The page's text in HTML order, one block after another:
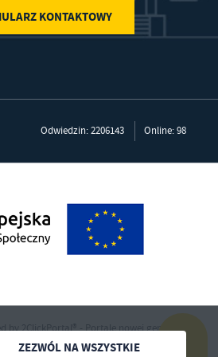
KONTAKTOWY
Odwiedzin: 2206143 Online: 98
by2ClickPortal®- Portale nowej generacji
ZEZWÓL NA WSZYSTKIE